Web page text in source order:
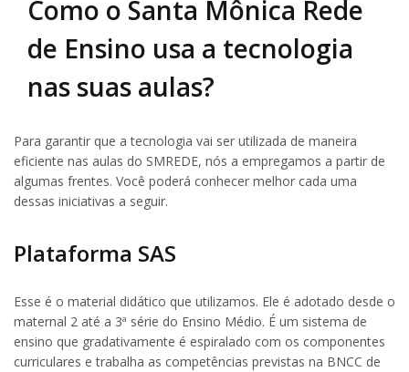
Como o Santa Mônica Rede
de Ensino usa a tecnologia
nas suas aulas?
Para garantir que a tecnologia vai ser utilizada de maneira
eficiente nas aulas do SMREDE, nós a empregamos a partir de
algumas frentes. Você poderá conhecer melhor cada uma
dessas iniciativas a seguir.
Plataforma SAS
Esse é o material didático que utilizamos. Ele é adotado desde o
maternal 2 até a 3ª série do Ensino Médio. É um sistema de
ensino que gradativamente é espiralado com os componentes
curriculares e trabalha as competências previstas na BNCC de